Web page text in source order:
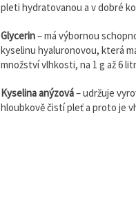
pleti hydratovanou a v dobré
Glycerin– má výbornou
kyselinu hyaluronovou, která
množství vlhkosti, na 1 g až 6
Kyselina anýzová– udržuje
hloubkově čistí pleť a proto je